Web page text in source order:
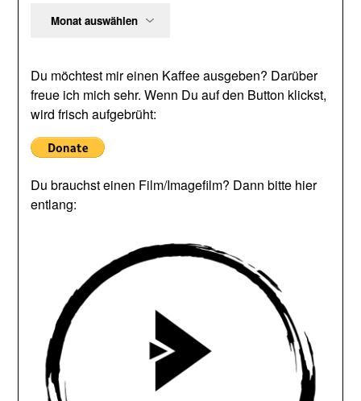
Du möchtest mir einen Kaffee ausgeben? Darüber
freue ich mich sehr. Wenn Du auf den Button klickst,
wird frisch aufgebrüht:
Du brauchst einen Film/Imagefilm? Dann bitte hier
entlang: